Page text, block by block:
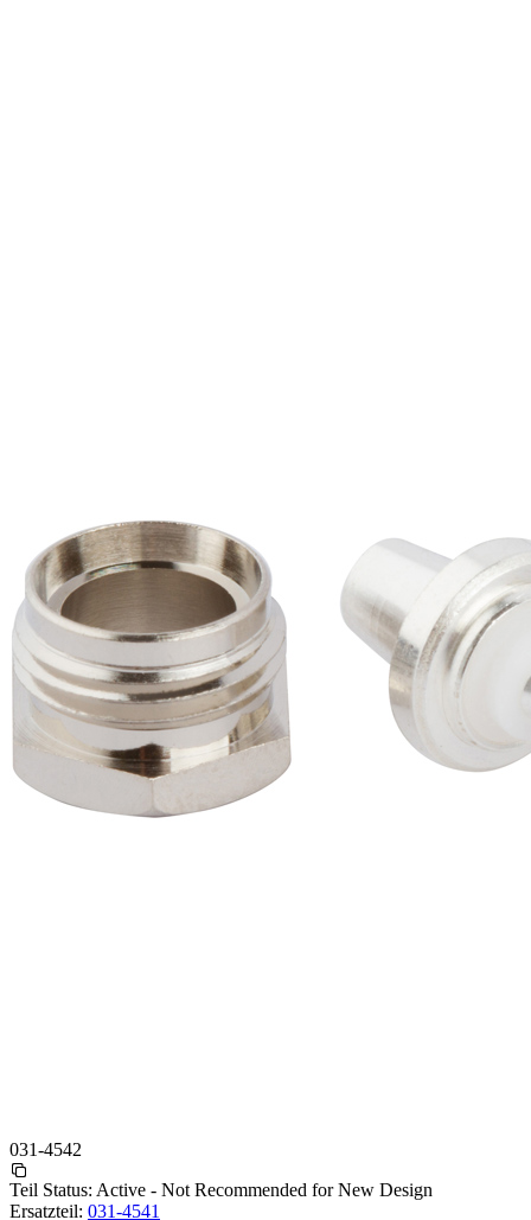
031-4542
Teil Status: Active - Not Recommended for New Design
Ersatzteil: 031-4541